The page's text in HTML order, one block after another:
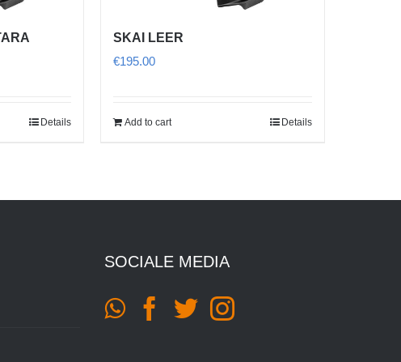
Details
SKAI LEER
€195.00
Add to cart Details
SOCIALE MEDIA